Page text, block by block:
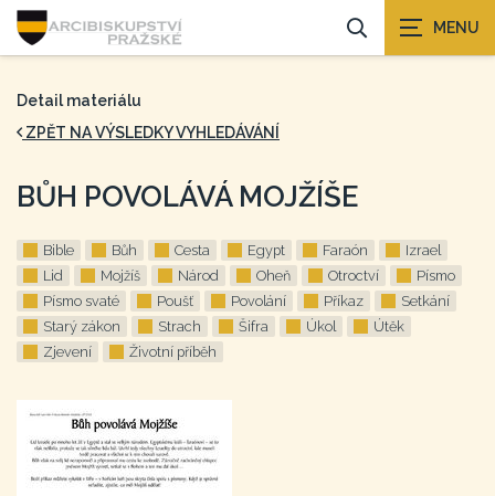
Detail materiálu
ZPĚT NA VÝSLEDKY VYHLEDÁVÁNÍ
BŮH POVOLÁVÁ MOJŽÍŠE
Bible Bůh Cesta Egypt Faraón
Izrael
Lid
Mojžíš Národ Oheň Otroctví
Písmo
Písmo svaté
Poušť Povolání Příkaz
Setkání
Starý zákon
Strach Šifra Úkol
Útěk
Zjevení
Životní příběh